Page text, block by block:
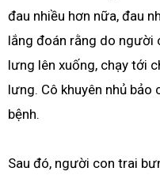
đau nhiều hơn nữa, đau
lắng đoán rằng do người
lưng lên xuống, chạy tới
lưng. Cô khuyên nhủ
bệnh.
Sau đó, người con trai